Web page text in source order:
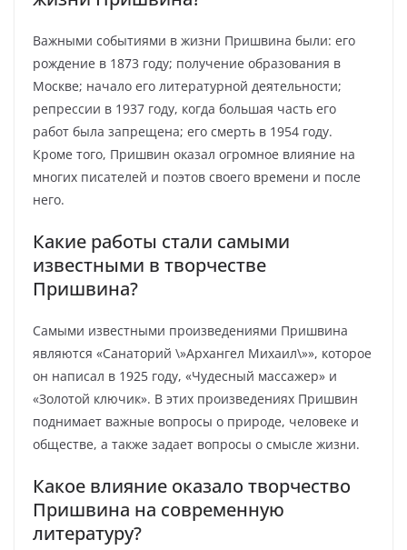
Важными событиями в жизни Пришвина были: его
рождение в 1873 году; получение образования в
Москве; начало его литературной деятельности;
репрессии в 1937 году, когда большая часть его
работ была запрещена; его смерть в 1954 году.
Кроме того, Пришвин оказал огромное влияние на
многих писателей и поэтов своего времени и после
него.
Какие работы стали самыми
известными в творчестве
Пришвина?
Самыми известными произведениями Пришвина
являются «Санаторий \»Архангел Михаил\»», которое
он написал в 1925 году, «Чудесный массажер» и
«Золотой ключик». В этих произведениях Пришвин
поднимает важные вопросы о природе, человеке и
обществе, а также задает вопросы о смысле жизни.
Какое влияние оказало творчество
Пришвина на современную
литературу?